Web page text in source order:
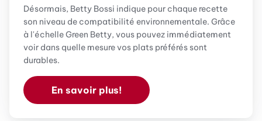
Désormais, Betty Bossi indique pour chaque recette
son niveau de compatibilité environnementale. Grâce
à l'échelle Green Betty, vous pouvez immédiatement
voir dans quelle mesure vos plats préférés sont
durables.
En savoir plus!